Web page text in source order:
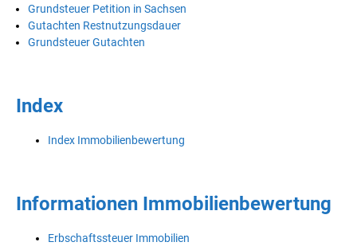
Grundsteuer Petition in Sachsen
Gutachten Restnutzungsdauer
Grundsteuer Gutachten
Index
Index Immobilienbewertung
Informationen Immobilienbewertung
Erbschaftssteuer Immobilien